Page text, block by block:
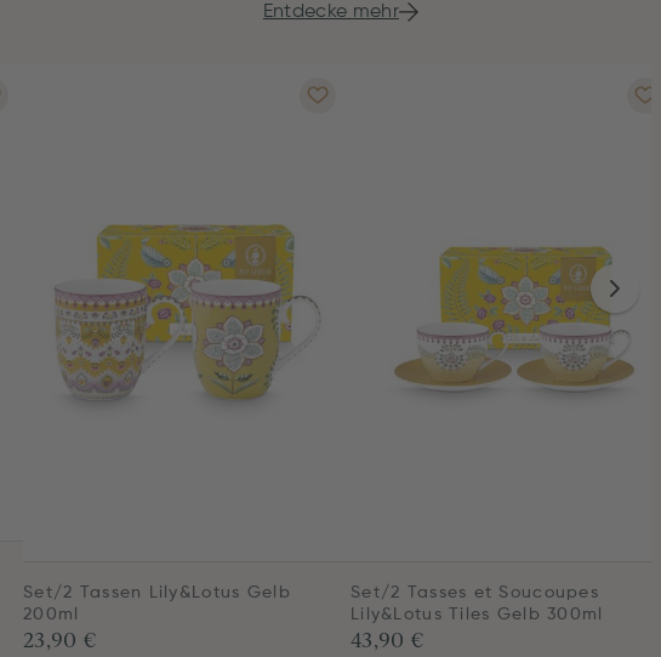
Entdecke mehr
Set/2 Tassen Lily&Lotus Gelb
200ml
23,90 €
Set/2 Tasses et Soucoupes
Lily&Lotus Tiles Gelb 300ml
43,90 €